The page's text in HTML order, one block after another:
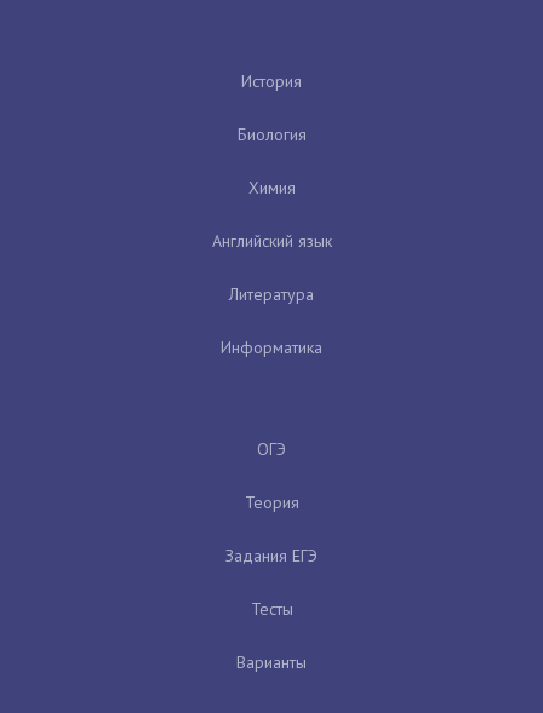
История
Биология
Химия
Английский язык
Литература
Информатика
ОГЭ
Теория
Задания ЕГЭ
Тесты
Варианты